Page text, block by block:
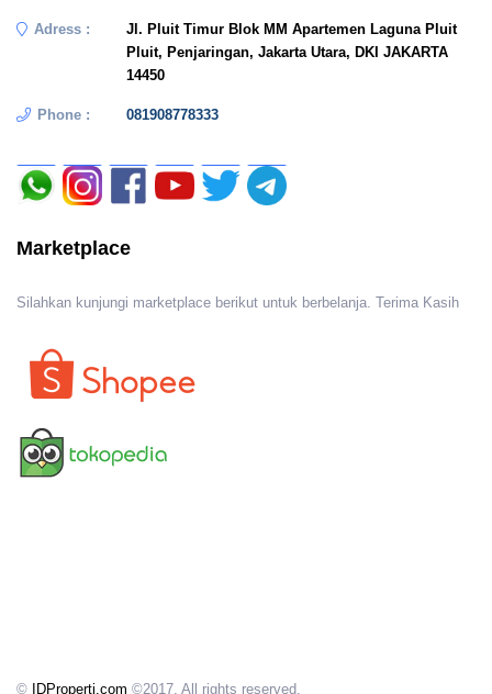
Adress :
Jl. Pluit Timur Blok MM Apartemen Laguna Pluit
Pluit, Penjaringan, Jakarta Utara, DKI JAKARTA
14450
Phone : 081908778333
Marketplace
Silahkan kunjungi marketplace berikut untuk berbelanja. Terima Kasih
© IDProperti.com ©2017. All rights reserved.